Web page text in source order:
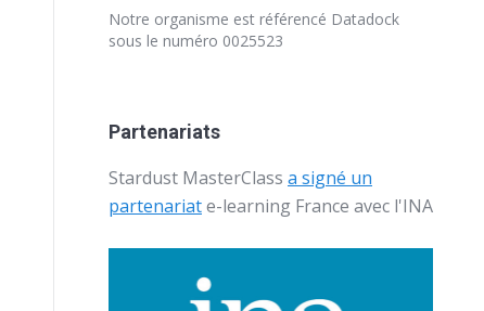
Notre organisme est référencé Datadock
sous le numéro 0025523
Partenariats
Stardust MasterClass a signé un
partenariate-learning France avec l'INA